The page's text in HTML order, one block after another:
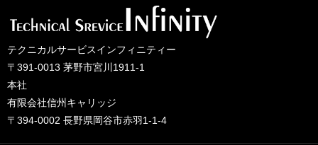
2025年11月
2025年9月
2025年7月
2025年6月
ORC
other
テクニカルサービスインフィニティー
〒391-0013 茅野市宮川1911-1
本社
有限会社信州キャリッジ
〒394-0002 長野県岡谷市赤羽1-1-4